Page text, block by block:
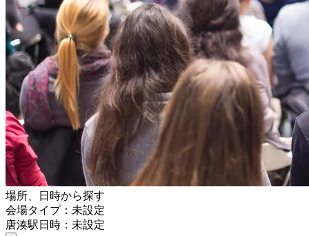
場所、日時から探す
会場タイプ：未設定
唐湊駅日時：未設定